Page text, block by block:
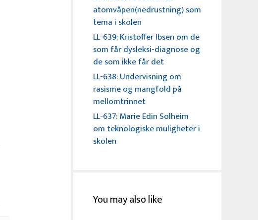
atomvåpen(nedrustning) som
tema i skolen
LL-639: Kristoffer Ibsen om de
som får dysleksi-diagnose og
de som ikke får det
LL-638: Undervisning om
rasisme og mangfold på
mellomtrinnet
LL-637: Marie Edin Solheim
om teknologiske muligheter i
skolen
You may also like